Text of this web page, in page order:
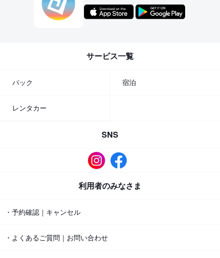
サービス一覧
パック 宿泊
レンタカー
SNS
利用者のみなさま
・予約確認｜キャンセル
・よくあるご質問｜お問い合わせ